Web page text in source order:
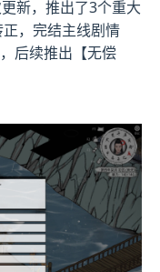
新，推出了3个重大
，完结主线剧情
后续推出【无偿